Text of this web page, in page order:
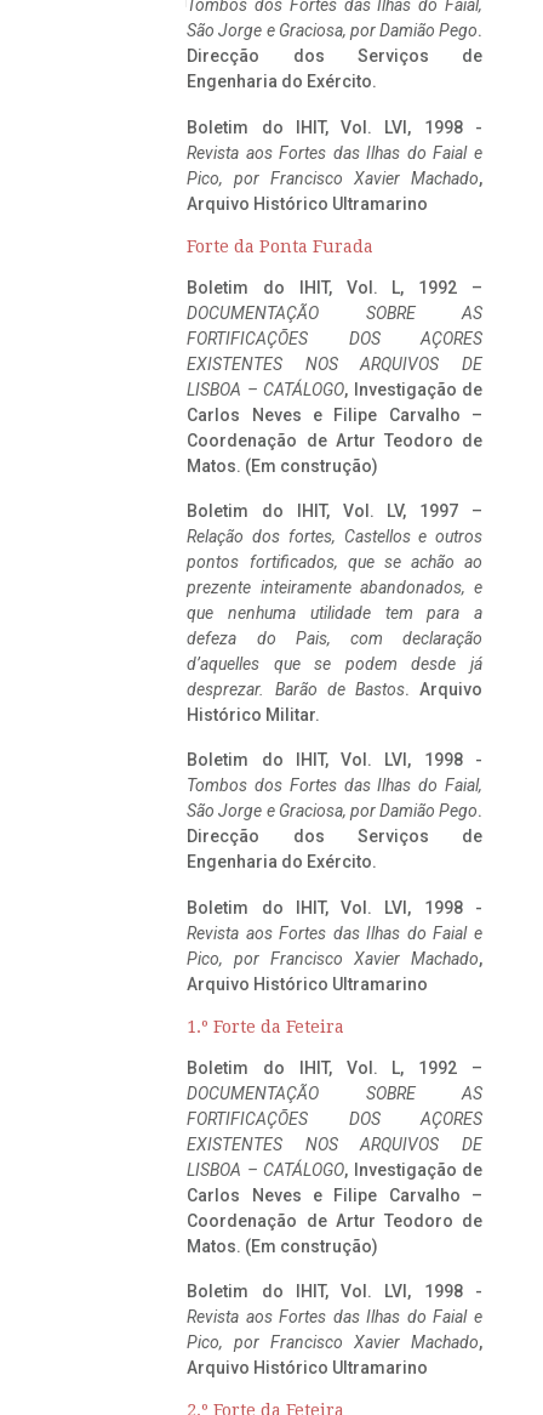
Tombos dos Fortes das Ilhas do Faial,
São Jorge e Graciosa, por Damião Pego.
Direcção dos Serviços de
Engenharia do Exército.
Boletim do IHIT, Vol. LVI, 1998 -
Revista aos Fortes das Ilhas do Faial e
Pico, por Francisco Xavier Machado,
Arquivo Histórico Ultramarino
Forte da Ponta Furada
Boletim do IHIT, Vol. L, 1992 –
DOCUMENTAÇÃO SOBRE AS
FORTIFICAÇÕES DOS AÇORES
EXISTENTES NOS ARQUIVOS DE
LISBOA – CATÁLOGO, Investigação de
Carlos Neves e Filipe Carvalho –
Coordenação de Artur Teodoro de
Matos. (Em construção)
Boletim do IHIT, Vol. LV, 1997 –
Relação dos fortes, Castellos e outros
pontos fortificados, que se achão ao
prezente inteiramente abandonados, e
que nenhuma utilidade tem para a
defeza do Pais, com declaração
d’aquelles que se podem desde já
desprezar. Barão de Bastos. Arquivo
Histórico Militar.
Boletim do IHIT, Vol. LVI, 1998 -
Tombos dos Fortes das Ilhas do Faial,
São Jorge e Graciosa, por Damião Pego.
Direcção dos Serviços de
Engenharia do Exército.
Boletim do IHIT, Vol. LVI, 1998 -
Revista aos Fortes das Ilhas do Faial e
Pico, por Francisco Xavier Machado,
Arquivo Histórico Ultramarino
1.º Forte da Feteira
Boletim do IHIT, Vol. L, 1992 –
DOCUMENTAÇÃO SOBRE AS
FORTIFICAÇÕES DOS AÇORES
EXISTENTES NOS ARQUIVOS DE
LISBOA – CATÁLOGO, Investigação de
Carlos Neves e Filipe Carvalho –
Coordenação de Artur Teodoro de
Matos. (Em construção)
Boletim do IHIT, Vol. LVI, 1998 -
Revista aos Fortes das Ilhas do Faial e
Pico, por Francisco Xavier Machado,
Arquivo Histórico Ultramarino
2.º Forte da Feteira